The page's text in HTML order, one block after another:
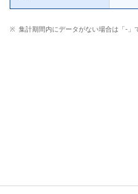
集計期間内にデータがない場合は「-」